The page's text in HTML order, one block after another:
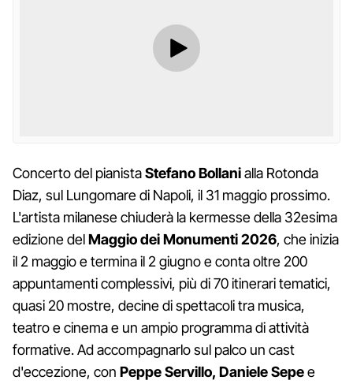
Concerto del pianistaStefano Bollanialla Rotonda
Diaz, sul Lungomare di Napoli, il 31 maggio prossimo.
L'artista milanese chiuderà la kermesse della 32esima
edizione delMaggio dei Monumenti 2026, che inizia
il 2 maggio e termina il 2 giugno e conta oltre 200
appuntamenti complessivi, più di 70 itinerari tematici,
quasi 20 mostre, decine di spettacoli tra musica,
teatro e cinema e un ampio programma di attività
formative. Ad accompagnarlo sul palco un cast
d'eccezione, con Peppe Servillo, Daniele Sepee